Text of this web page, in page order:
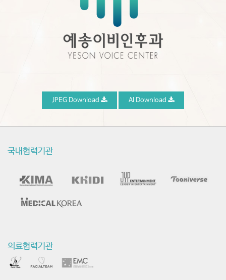
JPEG Download AI Download
국내협력기관
의료협력기관